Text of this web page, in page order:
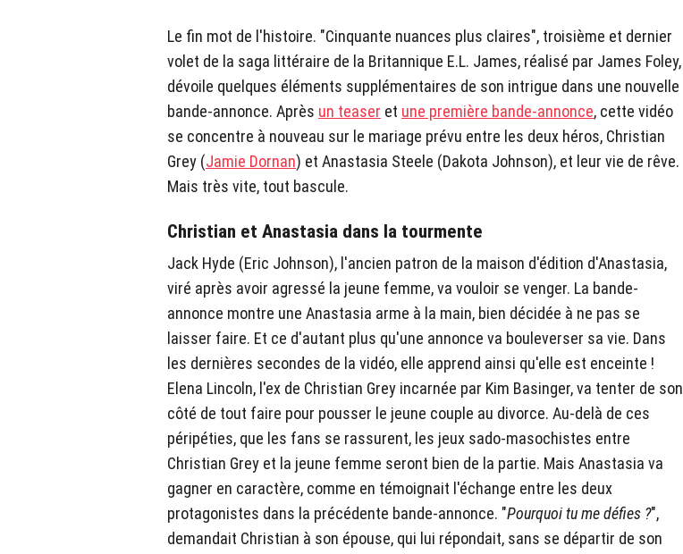
Le fin mot de l'histoire. "Cinquante nuances plus claires", troisième et dernier
volet de la saga littéraire de la Britannique E.L. James, réalisé par James Foley,
dévoile quelques éléments supplémentaires de son intrigue dans une nouvelle
bande-annonce. Après un teaser et une première bande-annonce, cette vidéo
se concentre à nouveau sur le mariage prévu entre les deux héros, Christian
Grey (Jamie Dornan) et Anastasia Steele (Dakota Johnson), et leur vie de rêve.
Mais très vite, tout bascule.
Christian et Anastasia dans la tourmente
Jack Hyde (Eric Johnson), l'ancien patron de la maison d'édition d'Anastasia,
viré après avoir agressé la jeune femme, va vouloir se venger. La bande-
annonce montre une Anastasia arme à la main, bien décidée à ne pas se
laisser faire. Et ce d'autant plus qu'une annonce va bouleverser sa vie. Dans
les dernières secondes de la vidéo, elle apprend ainsi qu'elle est enceinte !
Elena Lincoln, l'ex de Christian Grey incarnée par Kim Basinger, va tenter de son
côté de tout faire pour pousser le jeune couple au divorce. Au-delà de ces
péripéties, que les fans se rassurent, les jeux sado-masochistes entre
Christian Grey et la jeune femme seront bien de la partie. Mais Anastasia va
gagner en caractère, comme en témoignait l'échange entre les deux
protagonistes dans la précédente bande-annonce. "Pourquoi tu me défies ?",
demandait Christian à son épouse, qui lui répondait, sans se départir de son